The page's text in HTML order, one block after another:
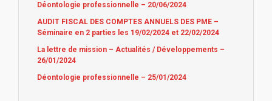
Déontologie professionnelle – 20/06/2024
AUDIT FISCAL DES COMPTES ANNUELS DES PME –
Séminaire en 2 parties les 19/02/2024 et 22/02/2024
La lettre de mission – Actualités / Développements –
26/01/2024
Déontologie professionnelle – 25/01/2024